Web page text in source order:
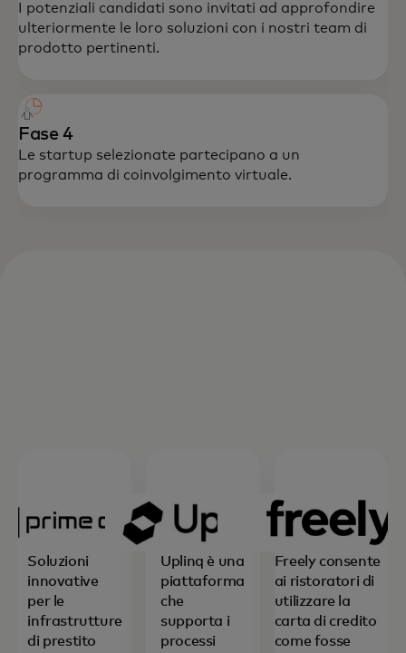
I potenziali candidati sono invitati ad approfondire
ulteriormente le loro soluzioni con i nostri team di
prodotto pertinenti.
Fase 4
Le startup selezionate partecipano a un
programma di coinvolgimento virtuale.
Soluzioni
innovative
per le
infrastrutture
di prestito
Uplinq è una
piattaforma
che
supporta i
processi
Freely consente
ai ristoratori di
utilizzare la
carta di credito
come fosse